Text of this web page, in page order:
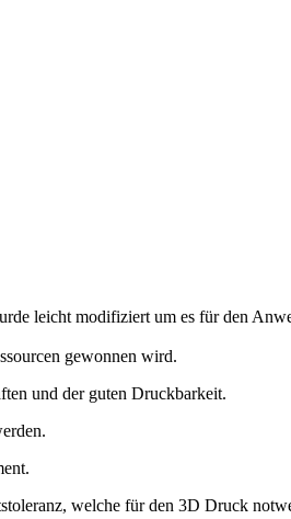
leicht modifiziert um es für den
gewonnen wird.
und der guten Druckbarkeit.
welche für den 3D Druck